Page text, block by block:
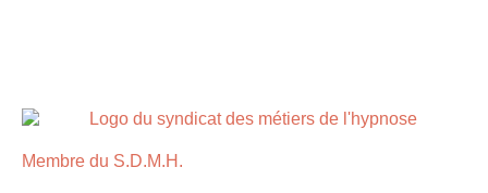
Membre du S.D.M.H.